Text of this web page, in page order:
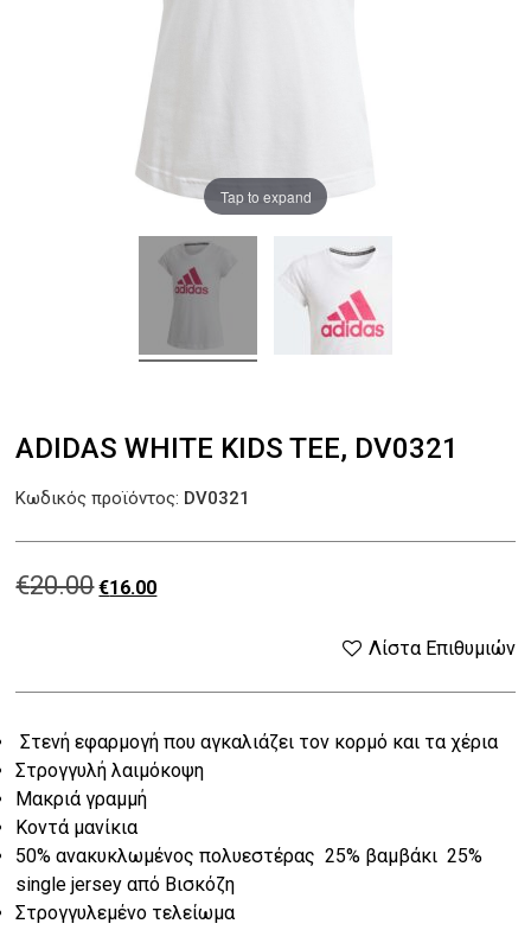
Tap to expand
ADIDAS WHITE KIDS TEE, DV0321
€20.00Original
was:
€20.00.
€16.00Η
τιμή
είναι:
Στενή εφαρμογή που αγκαλιάζει τον κορμό και τα χέρια
Στρογγυλή λαιμόκοψη
Μακριά γραμμή
Κοντά μανίκια
50% ανακυκλωμένος πολυεστέρας 25% βαμβάκι 25%
single jersey από Βισκόζη
Στρογγυλεμένο τελείωμα
Λίστα Επιθυμιών
Κωδικός προϊόντος: DV0321